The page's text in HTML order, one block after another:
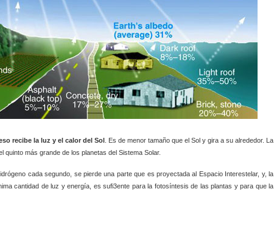
recibe la luz y el calor del Sol . Es de menor tamaño que el Sol y gira a su alrededor. La
más grande de los planetas del Sistema Solar.
cada segundo, se pierde una parte que es proyectada al Espacio Interestelar, y, la
cantidad de luz y energía, es sufi3ente para la fotosíntesis de las plantas y para que la